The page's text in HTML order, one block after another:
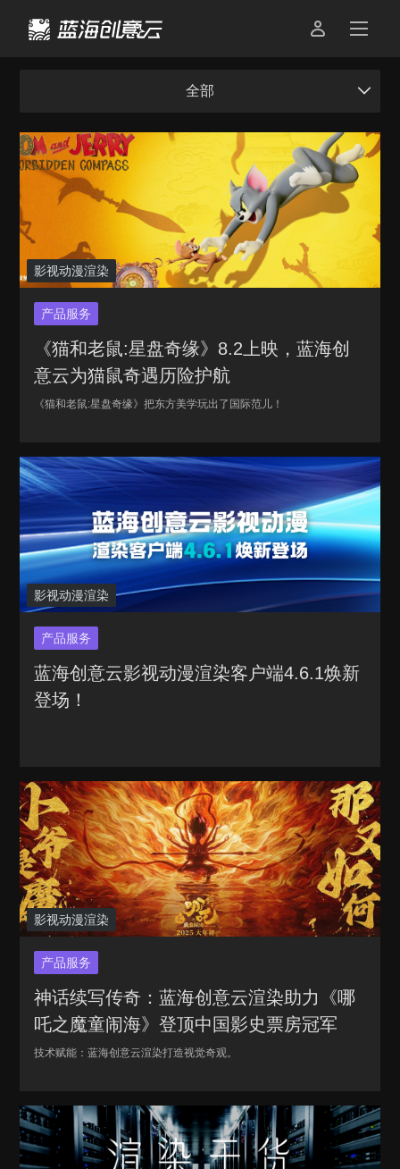

全部 
影视动漫渲染
产品服务
《猫和老鼠:星盘奇缘》8.2上映，蓝海创
意云为猫鼠奇遇历险护航
《猫和老鼠:星盘奇缘》把东方美学玩出了国际范儿！
影视动漫渲染
产品服务
蓝海创意云影视动漫渲染客户端4.6.1焕新
登场！
影视动漫渲染
产品服务
神话续写传奇：蓝海创意云渲染助力《哪
吒之魔童闹海》登顶中国影史票房冠军
技术赋能：蓝海创意云渲染打造视觉奇观。